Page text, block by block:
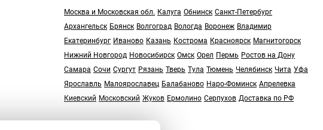
Москва и Московская обл. Калуга Обнинск Санкт-Петербург
Архангельск Брянск Волгоград Вологда Воронеж Владимир
Екатеринбург Иваново Казань Кострома Красноярск Магнитогорск
Нижний Новгород Новосибирск Омск Орел Пермь Ростов на Дону
Самара Сочи Сургут Рязань Тверь Тула Тюмень Челябинск Чита Уфа
Ярославль Малоярославец Балабаново Наро-Фоминск Апрелевка
Киевский Московский Жуков Ермолино Серпухов Доставка по РФ